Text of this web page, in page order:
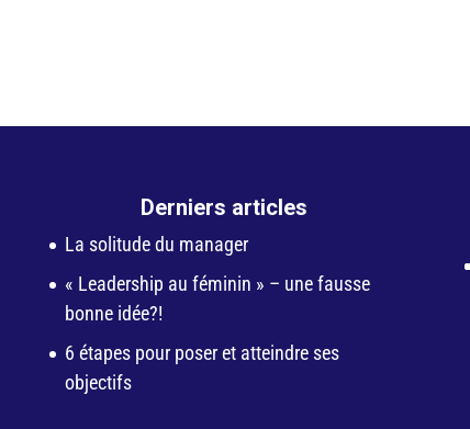
Derniers articles
La solitude du manager
« Leadership au féminin » – une fausse
bonne idée?!
6 étapes pour poser et atteindre ses
objectifs